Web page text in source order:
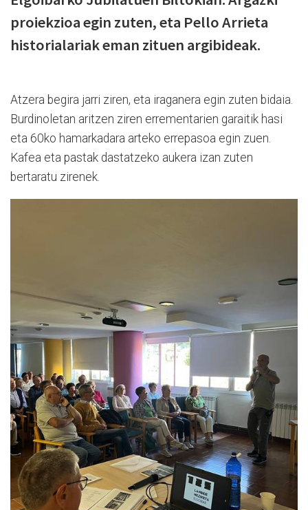
proiekzioa egin zuten, eta Pello Arrieta
historialariak eman zituen argibideak.
Atzera begira jarri ziren, eta iraganera egin zuten bidaia.
Burdinoletan aritzen ziren errementarien garaitik hasi
eta 60ko hamarkadara arteko errepasoa egin zuen.
Kafea eta pastak dastatzeko aukera izan zuten
bertaratu zirenek.